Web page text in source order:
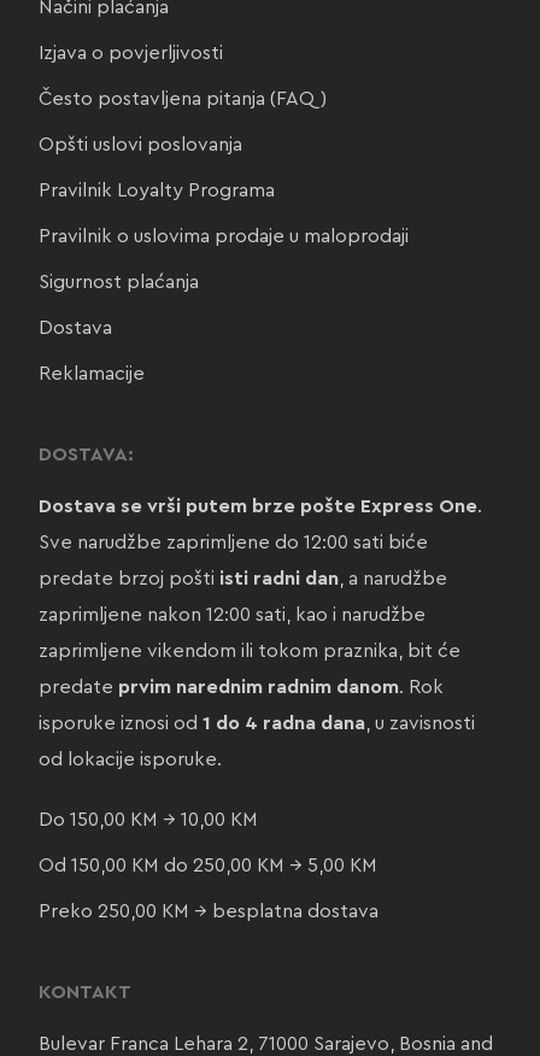
Načini plaćanja
Izjava o povjerljivosti
Često postavljena pitanja (FAQ)
Opšti uslovi poslovanja
Pravilnik Loyalty Programa
Pravilnik o uslovima prodaje u maloprodaji
Sigurnost plaćanja
Dostava
Reklamacije
DOSTAVA:
Dostava se vrši putem brze pošte Express One.
Sve narudžbe zaprimljene do 12:00 sati biće
predate brzoj pošti isti radni dan, a narudžbe
zaprimljene nakon 12:00 sati, kao i narudžbe
zaprimljene vikendom ili tokom praznika, bit će
predate prvim narednim radnim danom. Rok
isporuke iznosi od 1 do 4 radna dana, u zavisnosti
od lokacije isporuke.
Do 150,00 KM → 10,00 KM
Od 150,00 KM do 250,00 KM → 5,00 KM
Preko 250,00 KM → besplatna dostava
KONTAKT
Bulevar Franca Lehara 2, 71000 Sarajevo, Bosnia and